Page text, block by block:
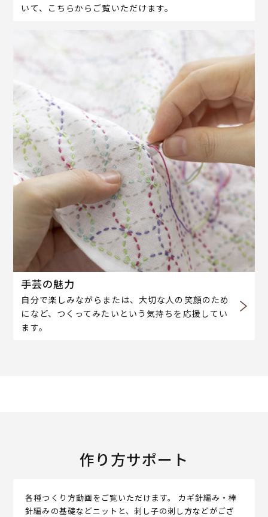
いて、こちらからご覧いただけます。
手芸の魅力
自分で楽しみながらまたは、大切な人の笑顔のため
になど、つくってみたいという気持ちを応援してい
ます。
作り方サポート
各種つくり方動画をご覧いただけます。 カギ針編み・棒
針編みの基礎などニットと、刺し子の刺し方などがござ